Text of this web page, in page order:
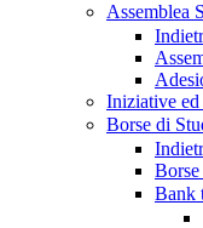
Assemblea
Iniziative
Borse di
Bank